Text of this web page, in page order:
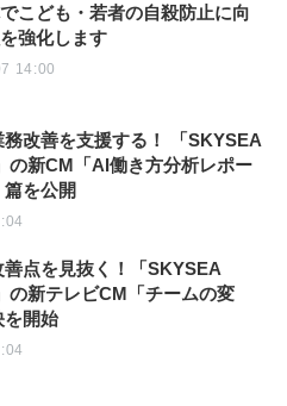
こども・若者の自殺防止に向
強化します
14:00
改善を支援する！ 「SKYSEA
の新CM「AI働き方分析レポー
篇を公開
点を見抜く！「SKYSEA
の新テレビCM「チームの変
を開始